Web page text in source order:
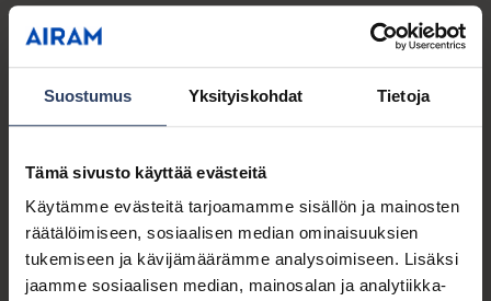
Suostumus Yksityiskohdat Tietoja
Tämä sivusto käyttää evästeitä
Käytämme evästeitä tarjoamamme sisällön ja mainosten
räätälöimiseen, sosiaalisen median ominaisuuksien
tukemiseen ja kävijämäärämme analysoimiseen. Lisäksi
jaamme sosiaalisen median, mainosalan ja analytiikka-
Kohdevaloilla korostat yksityiskohtia, kuten komean
puun, kiven, vesiaiheen tai istutuksen. Pollareilla ja
pylväillä viitoitat selkeät kulkureitit. Ulkokäyttöön
soveltuvalla led-nauhalla osoitat missä porraskaide on,
terassivaloilla korostat askelmia ja rajaat reuna-alueita.
Valolla voit nostaa esiin mahdollisia vaaranpaikkoja,
kuten jyrkkiä korkeuseroja. Hyvän pihavalaistuksen
turvin ulkona voi kulkea kompuroimatta.